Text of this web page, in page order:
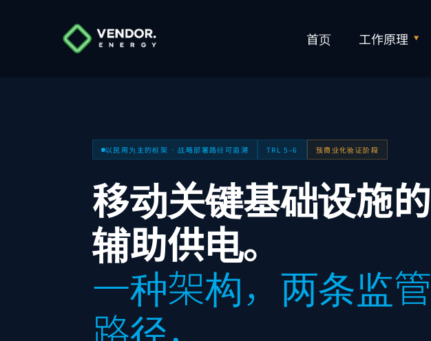
首页 工作原理
以民用为主的框架 · 战略部署路径可追溯 TRL 5–6 预商业化验证阶段
移动关键基础设施的
辅助供电。
一种架构，两条监管